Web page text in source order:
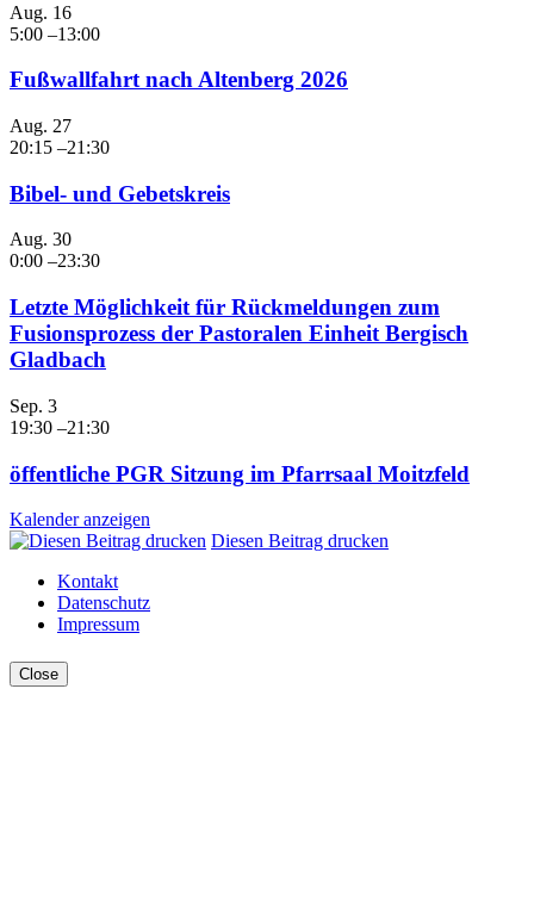
Aug. 16
5:00 –13:00
Fußwallfahrt nach Altenberg 2026
Aug. 27
20:15 –21:30
Bibel- und Gebetskreis
Aug. 30
0:00 –23:30
Letzte Möglichkeit für Rückmeldungen zum
Fusionsprozess der Pastoralen Einheit Bergisch
Gladbach
Sep. 3
19:30 –21:30
öffentliche PGR Sitzung im Pfarrsaal Moitzfeld
Kalender anzeigen
Diesen Beitrag drucken
Kontakt
Datenschutz
Impressum
Close